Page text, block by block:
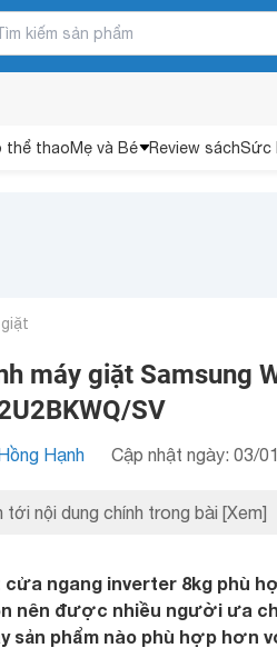
thể thaoMẹ và Bé Review sáchSức
máy giặt Samsung
SV
Hạnh Cập nhật ngày: 03/
tới nội dung chính trong bài [Xem]
cửa ngang inverter 8kg phù
nên được nhiều người ưa
sản phẩm nào phù hợp hơn